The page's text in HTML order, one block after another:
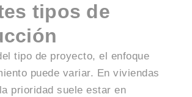
tipos de
tipo de proyecto, el enfoque
puede variar. En viviendas
prioridad suele estar en